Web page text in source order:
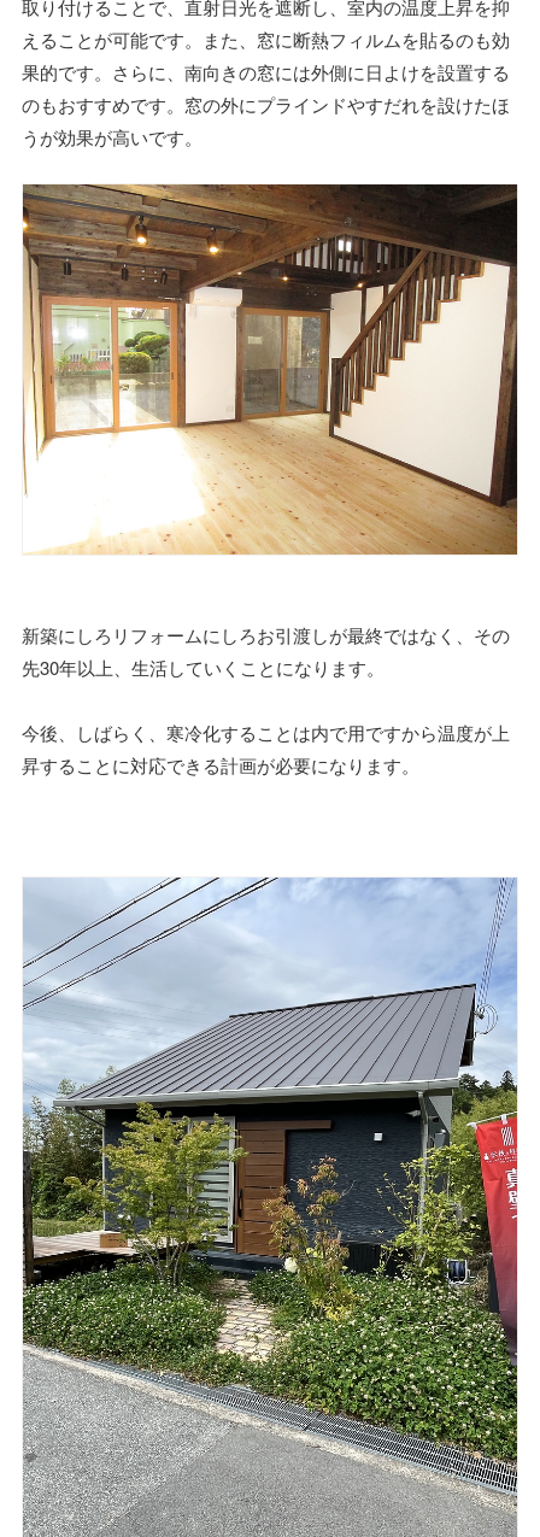
取り付けることで、直射日光を遮断し、室内の温度上昇を抑
えることが可能です。また、窓に断熱フィルムを貼るのも効
果的です。さらに、南向きの窓には外側に日よけを設置する
のもおすすめです。窓の外にプラインドやすだれを設けたほ
うが効果が高いです。
新築にしろリフォームにしろお引渡しが最終ではなく、その
先30年以上、生活していくことになります。
今後、しばらく、寒冷化することは内で用ですから温度が上
昇することに対応できる計画が必要になります。